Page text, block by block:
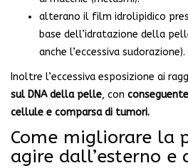
alterano il film idrolipidico
base dell’idratazione della
anche l’eccessiva sudorazione).
Inoltre l’eccessiva esposizione ai
sul DNA della pelle, con
cellule e comparsa di tumori.
Come migliorare la
agire dall’esterno e